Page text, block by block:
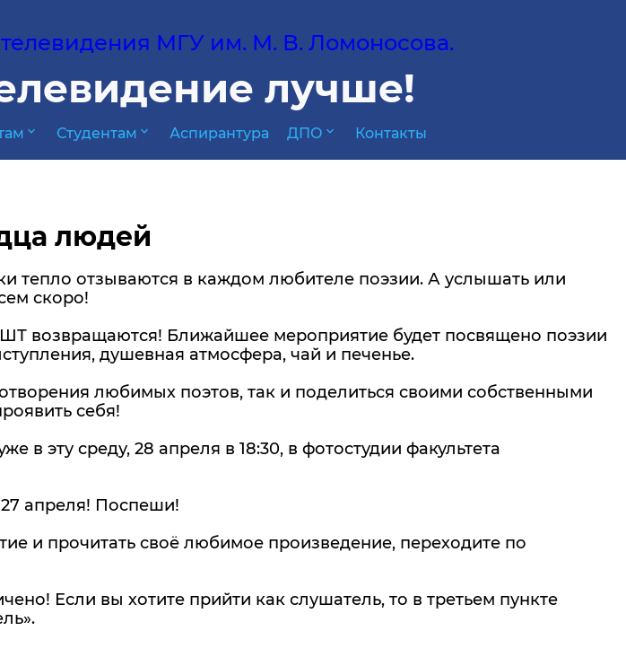
МГУ им. М. В. Ломоносова.
лучше!
expand_more Студентам expand_more Аспирантура ДПО expand_more Контакты
людей
тепло отзываются в каждом любителе поэзии. А услышать или
скоро!
возвращаются! Ближайшее мероприятие будет посвящено поэзии
душевная атмосфера, чай и печенье.
любимых поэтов, так и поделиться своими собственными
себя!
в эту среду, 28 апреля в 18:30, в фотостудии факультета
27 апреля! Поспеши!
и прочитать своё любимое произведение, переходите по
Если вы хотите прийти как слушатель, то в третьем пункте